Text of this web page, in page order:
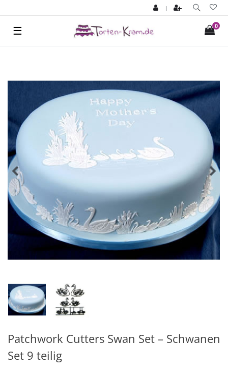
|
0
☰
Patchwork Cutters Swan Set – Schwanen
Set 9 teilig